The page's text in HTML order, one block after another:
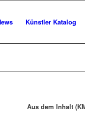
Künstler Katalog
Aus dem Inhalt